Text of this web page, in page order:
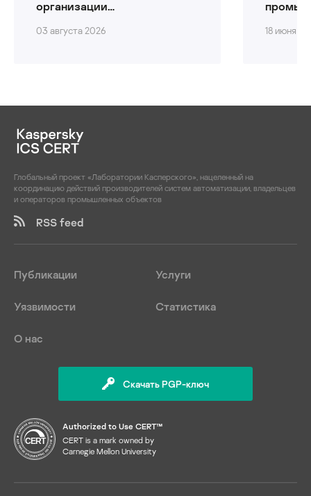
организации
2026 года
03 августа 2026
за
18 июня
Глобальный проект «Лаборатории Касперского», нацеленный на
координацию действий производителей систем автоматизации, владельцев
и операторов промышленных объектов
RSS feed
Публикации Услуги
Уязвимости Статистика
О нас
Скачать PGP-ключ
Authorized to Use CERT™
CERT is a mark owned by
Carnegie Mellon University